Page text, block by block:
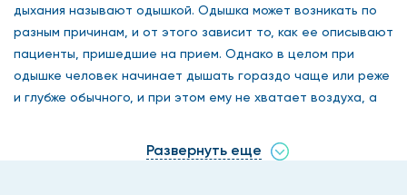
дыхания называют одышкой. Одышка может возникать по
разным причинам, и от этого зависит то, как ее описывают
пациенты, пришедшие на прием. Однако в целом при
одышке человек начинает дышать гораздо чаще или реже
и глубже обычного, и при этом ему не хватает воздуха, а
одышки. Сеть клиник «Столица» предлагает своим
клиентам пройти курс медикаментозного лечения одышки
Развернуть еще